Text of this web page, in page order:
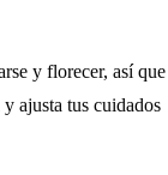
y florecer, así que
ajusta tus cuidados